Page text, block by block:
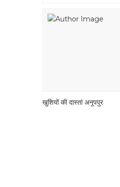
खुशियों की दास्तां अनूपपुर